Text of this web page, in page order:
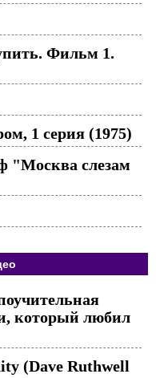
Фильм 1.
1 серия (1975)
"Москва слезам
который любил
(Dave Ruthwell